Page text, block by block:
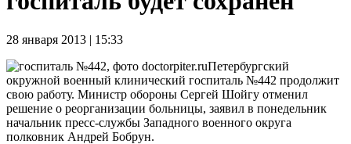
28 января 2013 | 15:33
Петербургский
окружной военный клинический госпиталь №442 продолжит
свою работу. Министр обороны Сергей Шойгу отменил
решение о реорганизации больницы, заявил в понедельник
начальник пресс-службы Западного военного округа
полковник Андрей Бобрун.